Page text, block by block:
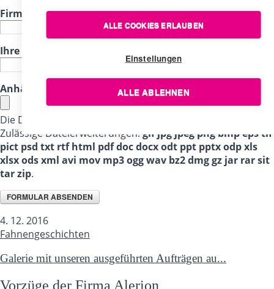
Firma / Gemeinde / Stadt / Verein / Institution*
Ihre Frage / Anfrage
Anhänge
Die Dateien müssen kleiner als
Zulässige Dateierweiterungen: gif jpg jpeg png bmp eps tif
pict psd txt rtf html pdf doc docx odt ppt pptx odp xls
xlsx ods xml avi mov mp3 ogg wav bz2 dmg gz jar rar sit
tar zip.
4. 12. 2016
Fahnengeschichten
Galerie mit unseren ausgeführten Aufträgen au...
Vorzüge der Firma Alerion
ALLE COOKIES ERLAUBEN
Einstellungen
ALLE ABLEHNEN